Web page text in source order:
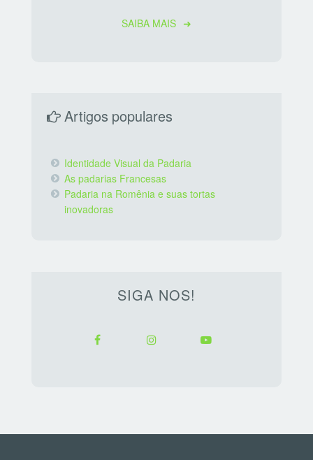
SAIBA MAIS
Artigos populares
Identidade Visual da Padaria
As padarias Francesas
Padaria na Romênia e suas tortas
inovadoras
SIGA NOS!